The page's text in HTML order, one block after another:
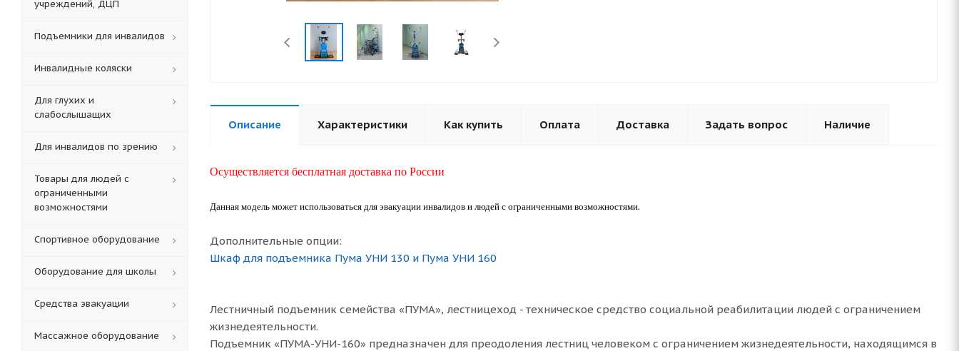
Описание Характеристики Как купить Оплата Доставка Задать вопрос Наличие
Осуществляется бесплатная доставка по России
Данная модель может использоваться для эвакуации инвалидов и людей с ограниченными возможностями.
Дополнительные опции:
Шкаф для подъемника Пума УНИ 130 и Пума УНИ 160
Лестничный подъемник семейства «ПУМА», лестницеход - техническое средство социальной реабилитации людей с ограничением
жизнедеятельности.
Подъемник «ПУМА-УНИ-160» предназначен для преодоления лестниц человеком с ограничением жизнедеятельности, находящимся в
учреждений, ДЦП
Подъемники для инвалидов
Инвалидные коляски
Для глухих и
слабослышащих
Для инвалидов по зрению
Товары для людей с
ограниченными
возможностями
Спортивное оборудование
Оборудование для школы
Средства эвакуации
Массажное оборудование